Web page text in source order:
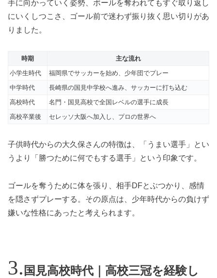
手に向かっていく姿勢、ボールを奪われてもすぐ取り返し
にいくしつこさ、ゴール前で迷わず振り抜く思い切りがあ
りました。
時期
主な流れ
小学生時代
福岡県でサッカーを始め、少年団でプレー
中学時代
長崎県の国見中学校へ進み、サッカーに打ち込む
高校時代
名門・国見高校で全国レベルの選手に成長
高校卒業後
セレッソ大阪へ加入し、プロの世界へ
子供時代からの大久保さんの特徴は、「うまい選手」とい
うより「勝つために何でもする選手」という印象です。
ゴールを奪うために体を張り、相手DFとぶつかり、感情
を隠さずプレーする。その原点は、少年時代からの負けず
嫌いな性格にあったと考えられます。
国見高校時代｜高校三冠を経験し